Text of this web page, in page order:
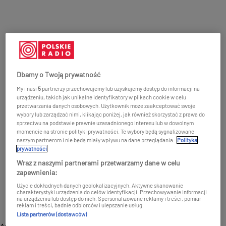
Dbamy o Twoją prywatność
My i nasi5 partnerzy przechowujemy lub uzyskujemy dostęp do informacji na
urządzeniu, takich jak unikalne identyfikatory w plikach cookie w celu
przetwarzania danych osobowych. Użytkownik może zaakceptować swoje
wybory lub zarządzać nimi, klikając poniżej, jak również skorzystać z prawa do
sprzeciwu na podstawie prawnie uzasadnionego interesu lub w dowolnym
momencie na stronie polityki prywatności. Te wybory będą sygnalizowane
naszym partnerom i nie będą miały wpływu na dane przeglądania.
Polityka
prywatności
Wraz z naszymi partnerami przetwarzamy dane w celu
zapewnienia:
Użycie dokładnych danych geolokalizacyjnych. Aktywne skanowanie
charakterystyki urządzenia do celów identyfikacji. Przechowywanie informacji
na urządzeniu lub dostęp do nich. Spersonalizowane reklamy i treści, pomiar
reklam i treści, badnie odbiorców i ulepszanie usług.
Lista partnerów (dostawców)